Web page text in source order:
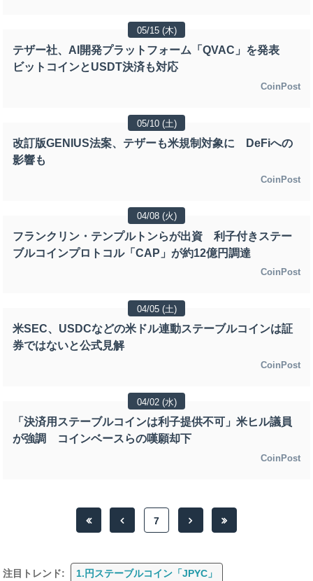
05/15 (木)
テザー社、AI開発プラットフォーム「QVAC」を発表
ビットコインとUSDT決済も対応
CoinPost
05/10 (土)
改訂版GENIUS法案、テザーも米規制対象に DeFiへの
影響も
CoinPost
04/08 (火)
フランクリン・テンプルトンらが出資 利子付きステー
ブルコインプロトコル「CAP」が約12億円調達
CoinPost
04/05 (土)
米SEC、USDCなどの米ドル連動ステーブルコインは証
券ではないと公式見解
CoinPost
04/02 (水)
「決済用ステーブルコインは利子提供不可」米ヒル議員
が強調 コインベースらの嘆願却下
CoinPost
7
注目トレンド: 1.円ステーブルコイン「JPYC」